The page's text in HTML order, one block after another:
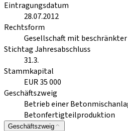
Eintragungsdatum
28.07.2012
Rechtsform
Gesellschaft mit
Stichtag Jahresabschluss
31.3.
Stammkapital
EUR 35 000
Geschäftszweig
Betrieb einer
Betonfertigteilproduktion
Geschäftszweig